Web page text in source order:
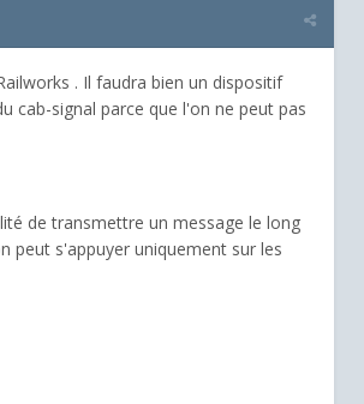
. Il faudra bien un dispositif
cab-signal parce que l'on ne peut pas
de transmettre un message le long
peut s'appuyer uniquement sur les